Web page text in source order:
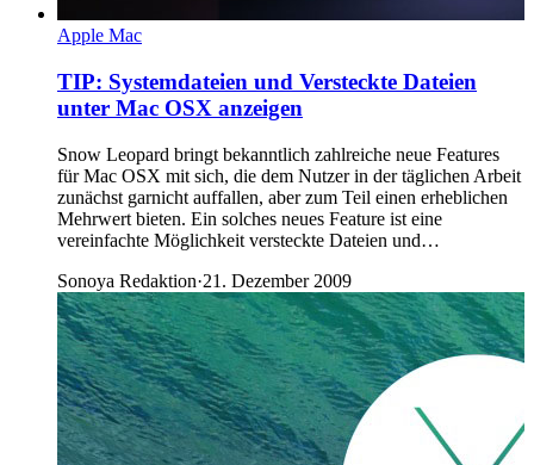
Apple Mac
TIP: Systemdateien und Versteckte Dateien
unter Mac OSX anzeigen
Snow Leopard bringt bekanntlich zahlreiche neue Features
für Mac OSX mit sich, die dem Nutzer in der täglichen Arbeit
zunächst garnicht auffallen, aber zum Teil einen erheblichen
Mehrwert bieten. Ein solches neues Feature ist eine
vereinfachte Möglichkeit versteckte Dateien und…
Sonoya Redaktion·21. Dezember 2009